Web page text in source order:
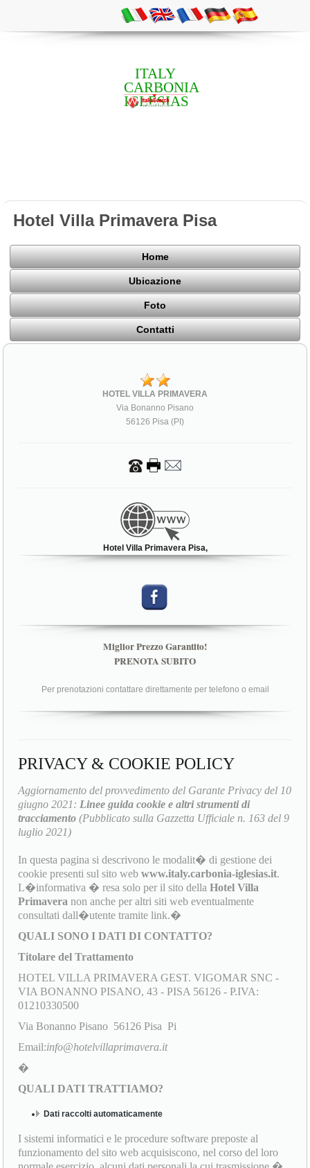
ITALY
CARBONIA
IGLESIAS
Hotel Villa Primavera Pisa
Home
Ubicazione
Foto
Contatti
HOTEL VILLA PRIMAVERA
Via Bonanno Pisano
56126 Pisa (PI)
Hotel Villa Primavera Pisa,
Miglior Prezzo Garantito!
PRENOTA SUBITO
Per prenotazioni contattare direttamente per telefono o email
PRIVACY & COOKIE POLICY
Aggiornamento del provvedimento del Garante Privacy del 10
giugno 2021: Linee guida cookie e altri strumenti di
tracciamento (Pubblicato sulla Gazzetta Ufficiale n. 163 del 9
luglio 2021)
In questa pagina si descrivono le modalit� di gestione dei
cookie presenti sul sito webwww.italy.carbonia-iglesias.it.
L�informativa � resa solo per il sito dellaHotel Villa
Primavera non anche per altri siti web eventualmente
consultati dall�utente tramite link.�
QUALI SONO I DATI DI CONTATTO?
Titolare del Trattamento
HOTEL VILLA PRIMAVERA GEST. VIGOMAR SNC -
VIA BONANNO PISANO, 43 - PISA 56126 - P.IVA:
01210330500
Via Bonanno Pisano 56126 Pisa Pi
Email:info@hotelvillaprimavera.it
�
QUALI DATI TRATTIAMO?
Dati raccolti automaticamente
I sistemi informatici e le procedure software preposte al
funzionamento del sito web acquisiscono, nel corso del loro